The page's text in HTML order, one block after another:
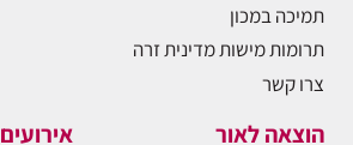
תמיכה במכון
תרומות מישות מדינית זרה
צרו קשר
הוצאה לאור אירועים